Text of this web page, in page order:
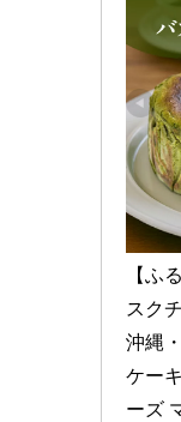
【ふ
スク
沖縄
ケー
ーズ